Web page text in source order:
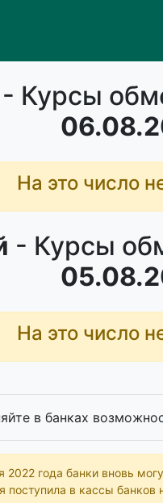
- Курсы
На это число
- Курсы
На это число
в банках
2022 года банки вновь
поступила в кассы банков